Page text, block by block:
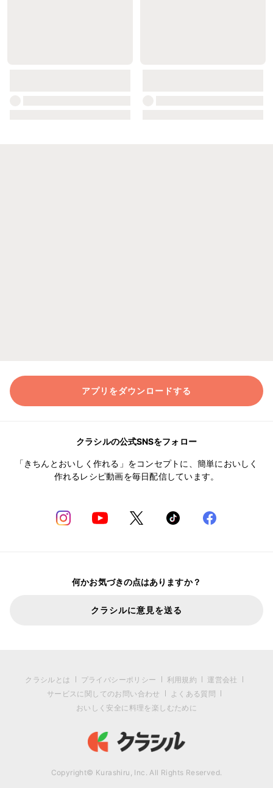
アプリをダウンロードする
クラシルの公式SNSをフォロー
「きちんとおいしく作れる」をコンセプトに、簡単においしく
作れるレシピ動画を毎日配信しています。
何かお気づきの点はありますか？
クラシルに意見を送る
クラシルとは プライバシーポリシー 利用規約
運営会社
サービスに関してのお問い合わせ
よくある質問
おいしく安全に料理を楽しむために
Copyright© Kurashiru, Inc. All Rights Reserved.